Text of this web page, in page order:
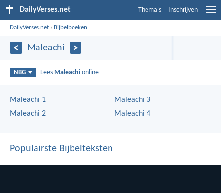
DailyVerses.net Thema's Inschrijven
DailyVerses.net › Bijbelboeken
Maleachi
NBG Lees Maleachi online
Maleachi 1
Maleachi 2
Maleachi 3
Maleachi 4
Populairste Bijbelteksten